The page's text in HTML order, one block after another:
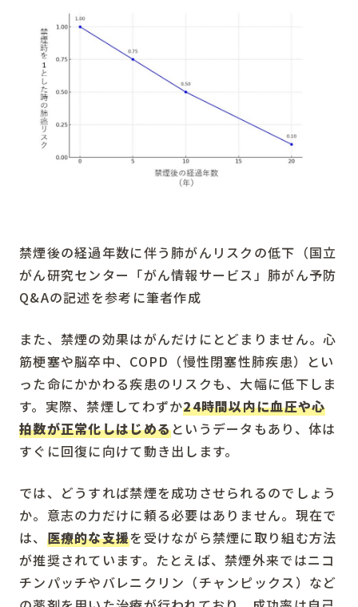
禁煙後の経過年数に伴う肺がんリスクの低下（国立
がん研究センター「がん情報サービス」肺がん予防
Q&Aの記述を参考に筆者作成
また、禁煙の効果はがんだけにとどまりません。心
筋梗塞や脳卒中、COPD（慢性閉塞性肺疾患）とい
った命にかかわる疾患のリスクも、大幅に低下しま
す。実際、禁煙してわずか24時間以内に血圧や心
拍数が正常化しはじめるというデータもあり、体は
すぐに回復に向けて動き出します。
では、どうすれば禁煙を成功させられるのでしょう
か。意志の力だけに頼る必要はありません。現在で
は、 医療的な支援を受けながら禁煙に取り組む方法
が推奨されています。たとえば、禁煙外来ではニコ
チンパッチやバレニクリン（チャンピックス）など